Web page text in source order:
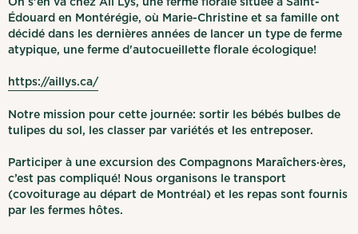
Édouard en Montérégie, où Marie-Christine et sa famille ont
décidé dans les dernières années de lancer un type de ferme
atypique, une ferme d'autocueillette florale écologique!
https://aillys.ca/
Notre mission pour cette journée: sortir les bébés bulbes de
tulipes du sol, les classer par variétés et les entreposer.
Participer à une excursion des Compagnons Maraîchers·ères,
c’est pas compliqué! Nous organisons le transport
(covoiturage au départ de Montréal) et les repas sont fournis
par les fermes hôtes.